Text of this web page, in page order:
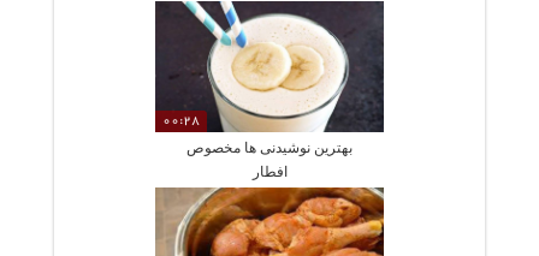
00:28
بهترین نوشیدنی ها مخصوص
افطار